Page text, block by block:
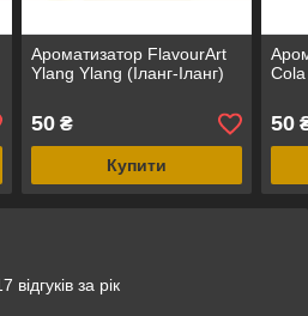
Ароматизатор FlavourArt
Ylang Ylang (Іланг-Іланг)
50₴
Купити
50
за рік